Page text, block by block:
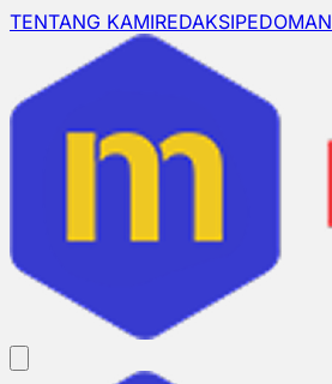
TENTANG KAMIREDAKSIPEDOMAN